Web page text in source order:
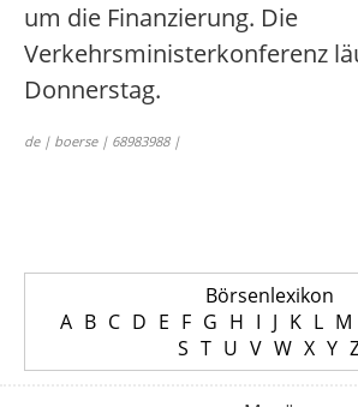
um die Finanzierung. Die
Verkehrsministerkonferenz
Donnerstag.
de | boerse | 68983988 |
Börsenlexikon
A B C D E F G H I J K L M
S T U V W X Y